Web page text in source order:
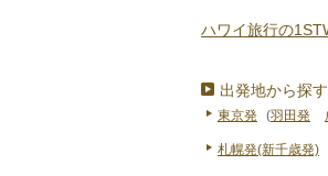
ハワイ旅行の
出発地から探す
東京発 (羽田発
札幌発(新千歳発)